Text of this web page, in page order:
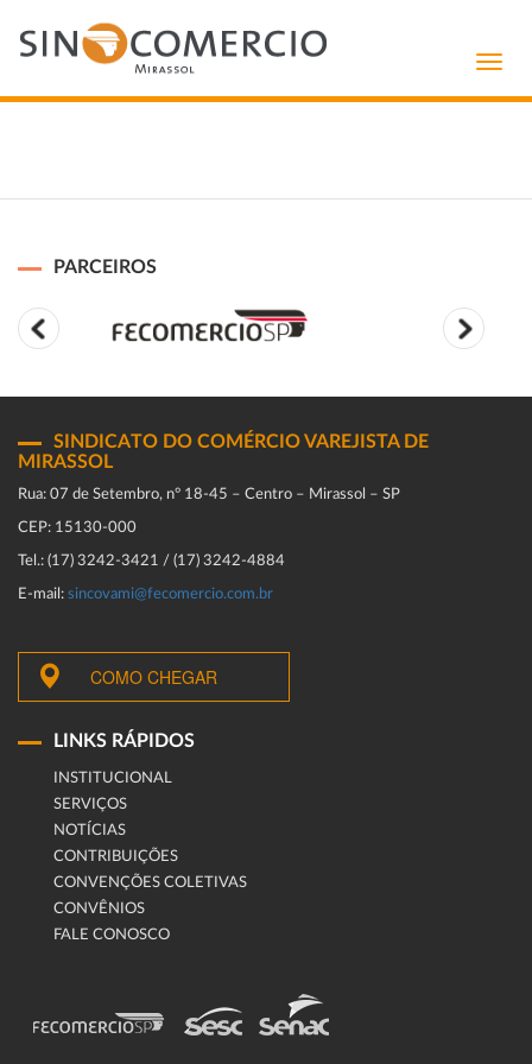
PARCEIROS
SINDICATO DO COMÉRCIO VAREJISTA DE
MIRASSOL
Rua: 07 de Setembro, n° 18-45 – Centro – Mirassol – SP
CEP: 15130-000
Tel.: (17) 3242-3421 / (17) 3242-4884
E-mail: sincovami@fecomercio.com.br
COMO CHEGAR
LINKS RÁPIDOS
INSTITUCIONAL
SERVIÇOS
NOTÍCIAS
CONTRIBUIÇÕES
CONVENÇÕES COLETIVAS
CONVÊNIOS
FALE CONOSCO